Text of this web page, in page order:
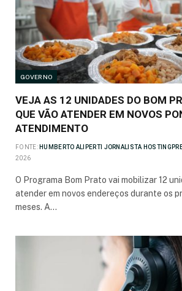
GOVERNO
VEJA AS 12 UNIDADES DO BOM
QUE VÃO ATENDER EM NOVOS
ATENDIMENTO
FONTE: HUMBERTO ALIPERTI JORNALISTA
2026
O Programa Bom Prato vai mobilizar 12
atender em novos endereços durante os
meses. A…